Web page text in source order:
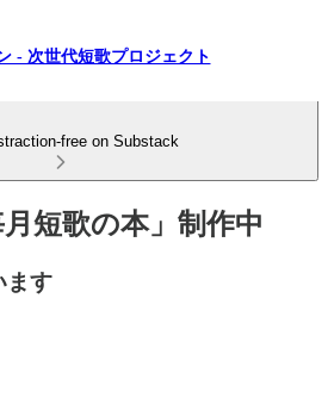
- 次世代短歌プロジェクト
free on Substack
月短歌の本」制作中
ます